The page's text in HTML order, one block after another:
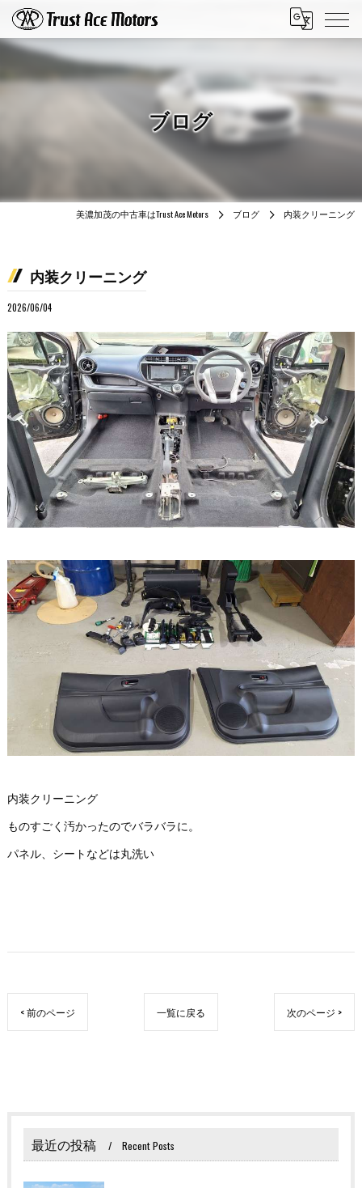
ブログ
美濃加茂の中古車はTrust Ace Motors ブログ 内装クリーニング
内装クリーニング
2026/06/04
内装クリーニング
ものすごく汚かったのでバラバラに。
パネル、シートなどは丸洗い
< 前のページ 一覧に戻る 次のページ >
最近の投稿 Recent Posts